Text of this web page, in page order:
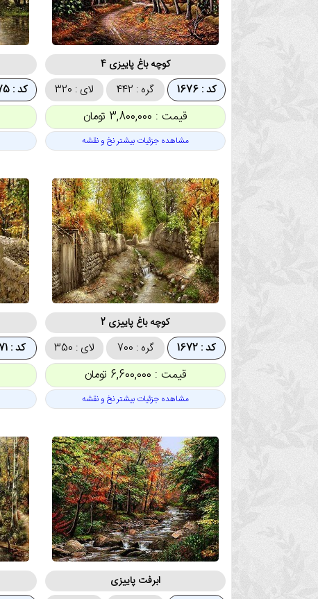
کوچه باغ پاییزی 4
کد : 1676 گره : 442 لای : 320
قیمت : 3,800,000 تومان
مشاهده جزئیات بیشتر نخ و نقشه
کد : 1675
کوچه باغ پاییزی 2
کد : 1672 گره : 700 لای : 350
قیمت : 6,600,000 تومان
مشاهده جزئیات بیشتر نخ و نقشه
کد : 1671
ابرفت پاییزی